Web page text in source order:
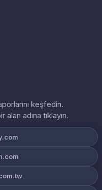
keşfedin.
adına tıklayın.